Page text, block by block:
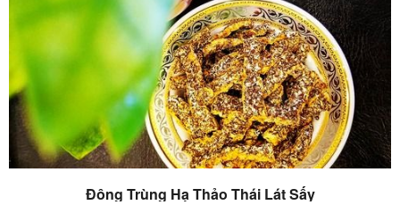
Đông Trùng Hạ Thảo Thái Lát Sấy